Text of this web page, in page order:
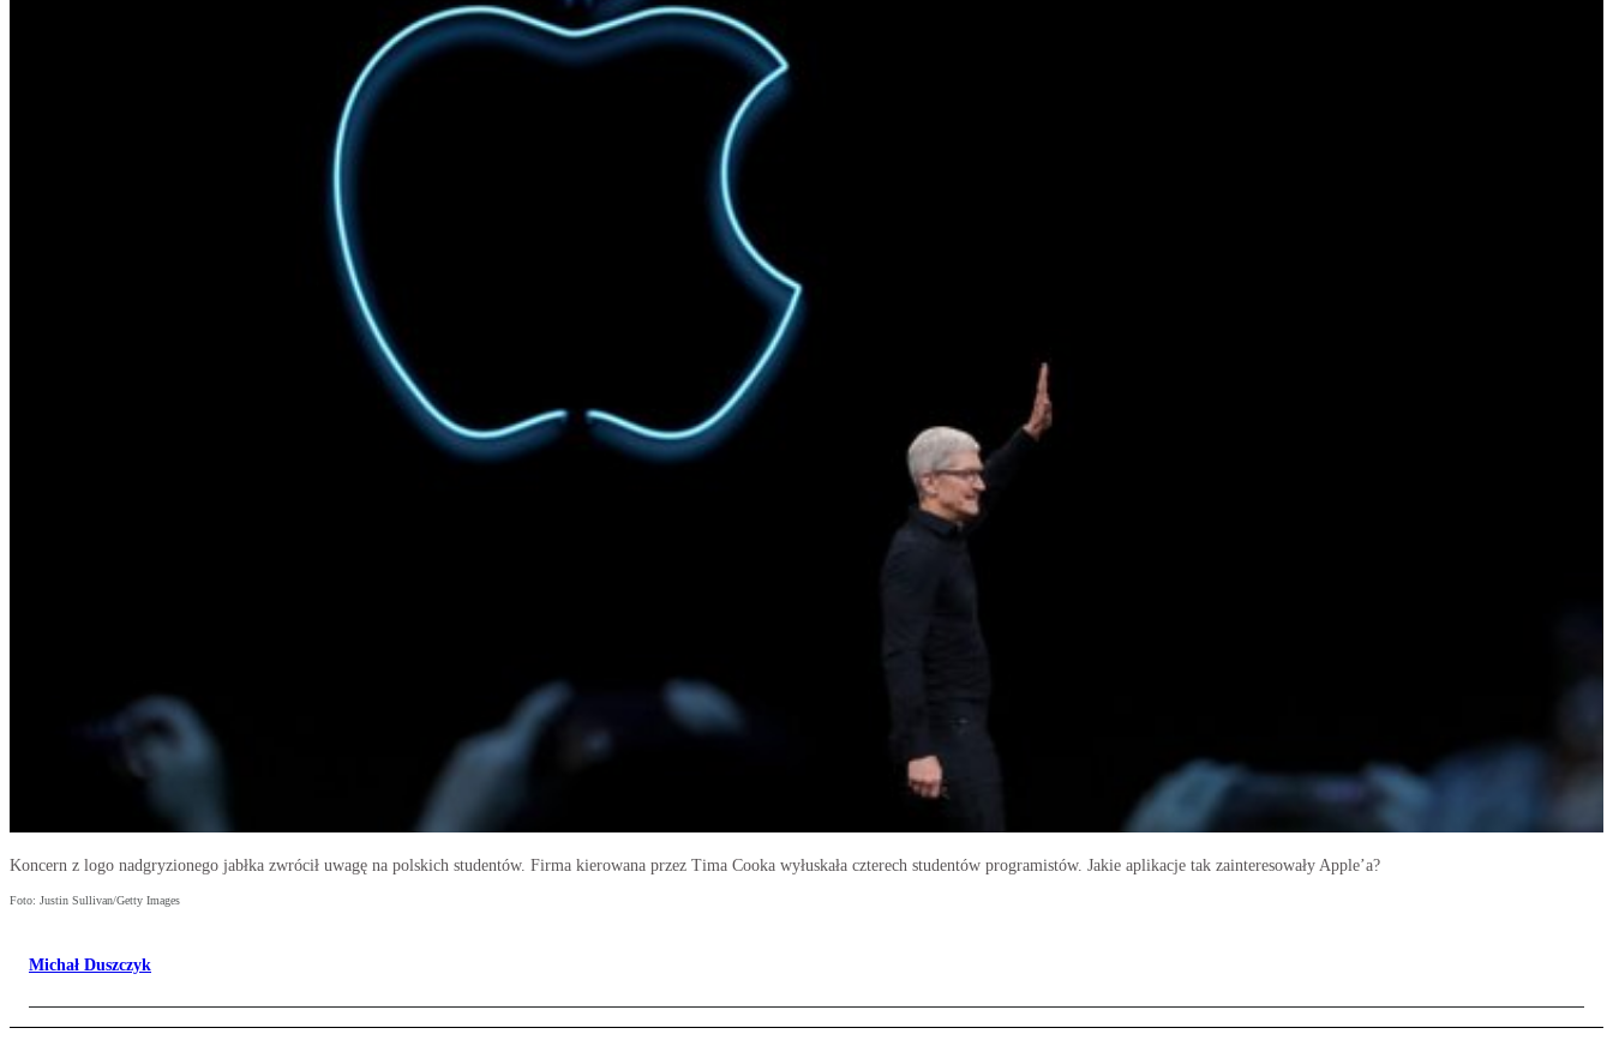
Koncern z logo nadgryzionego jabłka zwrócił uwagę na polskich studentów. Firma kierowana przez Tima Cooka wyłuskała czterech studentów programistów. Jakie aplikacje tak zainteresowały Apple’a?
Foto: Justin Sullivan/Getty Images
Michał Duszczyk